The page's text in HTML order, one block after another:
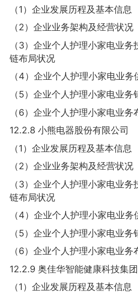
（1）企业发展历程及基本信息
（2）企业业务架构及经营状况
（3）企业个人护理小家电业
链布局状况
（4）企业个人护理小家电业
（5）企业个人护理小家电业务
（6）企业个人护理小家电业
12.2.8 小熊电器股份有限公司
（1）企业发展历程及基本信息
（2）企业业务架构及经营状况
（3）企业个人护理小家电业
链布局状况
（4）企业个人护理小家电业
（5）企业个人护理小家电业务
（6）企业个人护理小家电业
12.2.9 奥佳华智能健康科技集
（1）企业发展历程及基本信息